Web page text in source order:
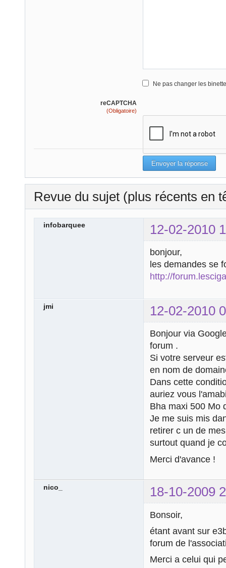
Ne pas changer les
reCAPTCHA
(Obligatoire)
Revue du sujet (plus récents en
infobarquee 12-02-2010
bonjour,
les demandes se
http://
jmi 12-02-2010
Bonjour via
forum .
Si votre serveur
en nom de
Dans cette
auriez vous
Bha maxi 500 Mo
Je me suis mis
retirer c un de
surtout quand je
Merci d'avance !
nico_ 18-10-2009
Bonsoir,
étant avant sur
forum de
Merci a celui qui